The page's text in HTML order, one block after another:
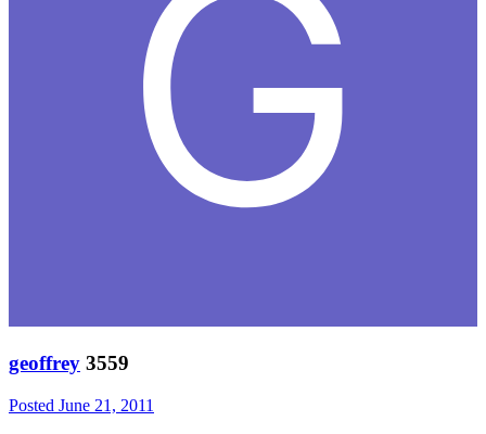
geoffrey 3559
Posted June 21, 2011